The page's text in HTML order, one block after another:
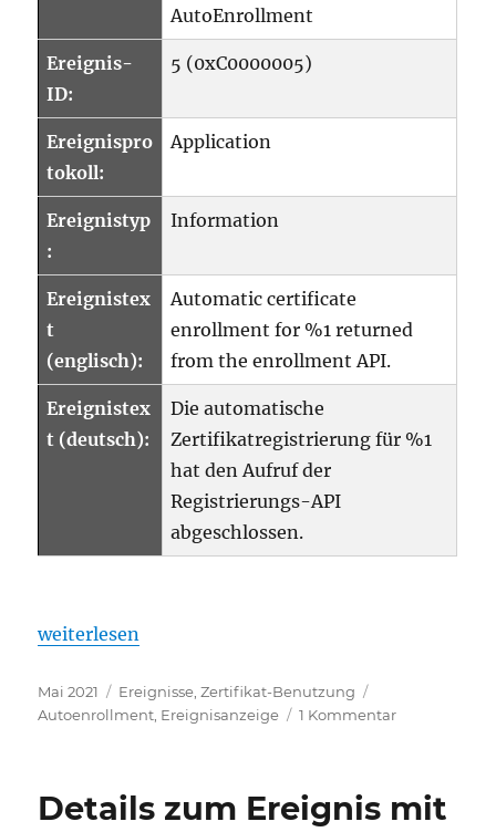
AutoEnrollment
Ereignis-
ID:
5 (0xC0000005)
Ereignispro
tokoll:
Application
Ereignistyp
:
Information
Ereignistex
t
(englisch):
Automatic certificate
enrollment for %1 returned
from the enrollment API.
Ereignistex
t (deutsch):
Die automatische
Zertifikatregistrierung für %1
hat den Aufruf der
Registrierungs-API
abgeschlossen.
„Details zum Ereignis mit ID 5 der Quelle
weiterlesen
Veröffentlicht
am
Mai 2021 Kategorien
Ereignisse ,Zertifikat-Benutzung
Autoenrollment Ereignisanzeige 1 Kommentarzu
mit
Details zum Ereignis mit